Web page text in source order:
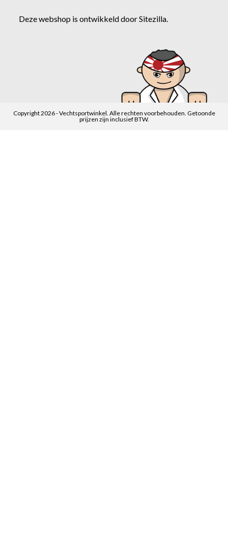
Deze webshop is ontwikkeld doorSitezilla.
Copyright 2026 - Vechtsportwinkel. Alle rechten voorbehouden. Getoonde
prijzen zijn inclusief BTW.